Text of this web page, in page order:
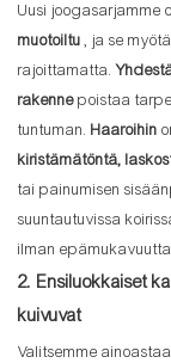
Uusi joogasarjamme
muotoiltu, ja se
rajoittamatta.
rakennepoistaa
tuntuman. Haaroihin
kiristämätöntä,
tai painumisen
suuntautuvissa
ilman
2. Ensiluokkaiset
kuivuvat
Valitsemme